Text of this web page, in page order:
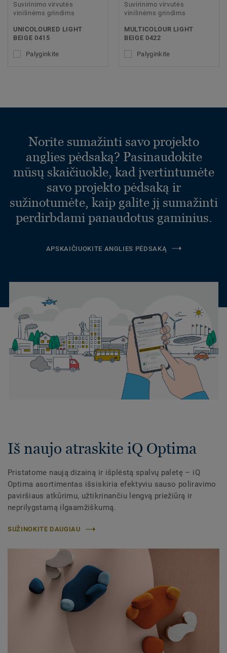
Suvirinimo virvutės
vinilinėms grindims
UNICOLOURED LIGHT
BEIGE 0415
Palyginkite
Suvirinimo virvutės
vinilinėms grindims
MULTICOLOUR LIGHT
BEIGE 0422
Palyginkite
Norite sumažinti savo projekto
anglies pėdsaką? Pasinaudokite
mūsų skaičiuokle, kad įvertintumėte
savo projekto pėdsaką ir
sužinotumėte, kaip galite jį sumažinti
perdirbdami panaudotus gaminius.
APSKAIČIUOKITE ANGLIES PĖDSAKĄ
Iš naujo atraskite iQ Optima
Pristatome naują dizainą ir išplėstą spalvų paletę – iQ
Optima asortimentas išsiskiria efektyviu sauso poliravimo
paviršiaus atkūrimu, užtikrinančiu lengvą priežiūrą ir
neprilygstamą ilgaamžiškumą.​
SUŽINOKITE DAUGIAU